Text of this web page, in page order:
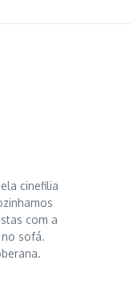
cinefilia
com a
sofá.